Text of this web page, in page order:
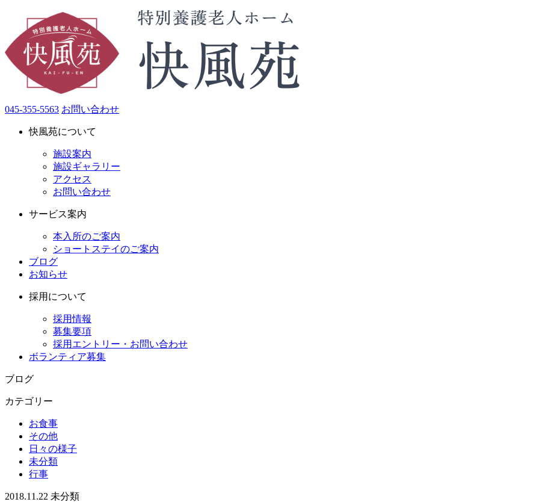
045-355-5563 お問い合わせ
快風苑について
施設案内
施設ギャラリー
アクセス
お問い合わせ
サービス案内
本入所のご案内
ショートステイのご案内
ブログ
お知らせ
採用について
採用情報
募集要項
採用エントリー・お問い合わせ
ボランティア募集
ブログ
カテゴリー
お食事
その他
日々の様子
未分類
行事
2018.11.22 未分類